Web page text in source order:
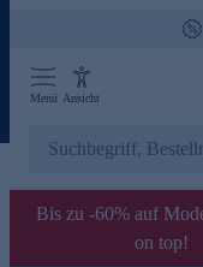
Menü Ansicht
Bis zu -60% auf
on top!